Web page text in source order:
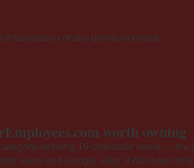
foundation of any premium brand.
worth owning
defining 19-character name — the
users and Google alike. It has been